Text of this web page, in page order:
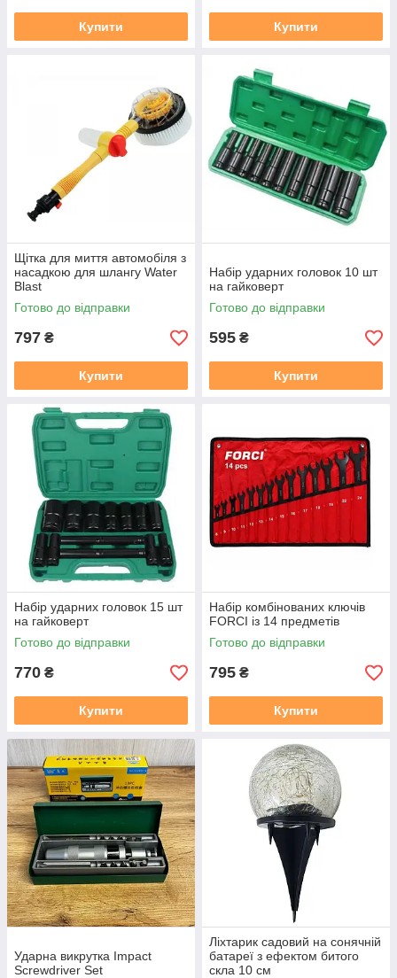
Купити Купити
Щітка для миття автомобіля з
насадкою для шлангу Water
Blast
Готово до відправки
797 ₴
Купити
Набір ударних головок 10 шт
на гайковерт
Готово до відправки
595 ₴
Купити
Набір ударних головок 15 шт
на гайковерт
Готово до відправки
770 ₴
Купити
Набір комбінованих ключів
FORCI із 14 предметів
Готово до відправки
795 ₴
Купити
Ударна викрутка Impact
Screwdriver Set
Ліхтарик садовий на сонячній
батареї з ефектом битого
скла 10 см